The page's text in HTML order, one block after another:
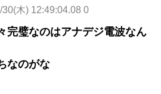
30(木) 12:49:04.08 0
完璧なのはアナデジ電波なん
なのがな